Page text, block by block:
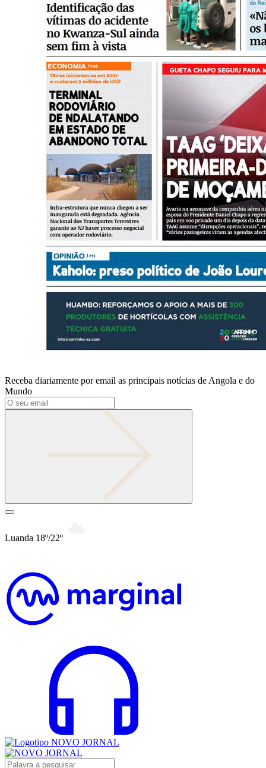
Receba diariamente por email as principais notícias de Angola e do
Mundo
Luanda 18º/22º